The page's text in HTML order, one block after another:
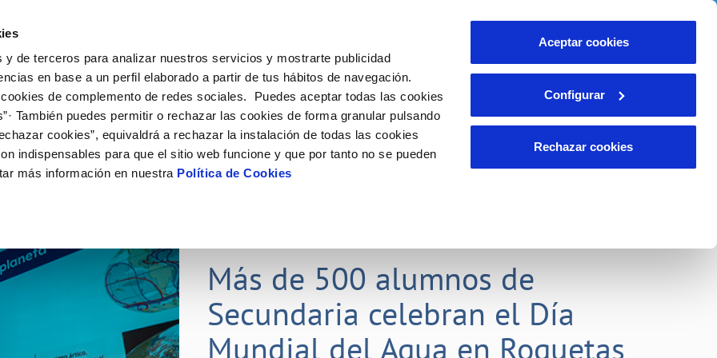
y de terceros para analizar nuestros servicios y mostrarte publicidad
en base a un perfil elaborado a partir de tus hábitos de navegación.
de complemento de redes sociales. Puedes aceptar todas las cookies
También puedes permitir o rechazar las cookies de forma granular pulsando
cookies”, equivaldrá a rechazar la instalación de todas las cookies
indispensables para que el sitio web funcione y que por tanto no se pueden
más información en nuestra Política de Cookies
Aceptar cookies
Configurar
Rechazar cookies
de titular
de suministro
obras
MODIFICACIÓN DE DATOS
Actualizar datos bancarios
Actualizar datos de domicilio
INCIDENCIAS
Comunica anomalías o posibles
VER TODAS LAS GESTIONES
Tu Servicio
AL CLIENTE
contacto
y afectaciones
e impresos
COMPROMISO DE SERVICIO
Carta de compromisos
Customer Counsel (Defensa del cliente)
Tu Agua
del agua
CUIDADOS DEL AGUA
Consejos de ahorro
Medidas contra la sequía
Conócenos
DE GESTIÓN Y CERTIFICADOS
CONTRATACIÓN
Licitaciones en curso
EMPLEO
Nuestros compromisos
Más de 500 alumnos de
Secundaria celebran el Día
Mundial del Agua en Roquetas